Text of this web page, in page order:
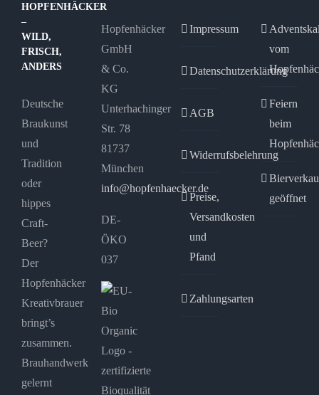
können
der
Produktseite
werden
HOPFENHÄCKER
–
WILD,
FRISCH,
ANDERS
Deutsche
Braukunst
und
Tradition
oder
hippes
Craft-
Beer?
Der
Hopfenhäcker
Kreativbrauer
bringt’s
zusammen.
Brauhandwerk
gelernt
Hopfenhäcker
GmbH
& Co.
KG
Unterhachinger
Str. 78
81737
München
info@hopfenhaecker.de
DE-
ÖKO
037
Impressum
Datenschutzerklärung
AGB
Widerrufsbelehrung
Preise,
Versandkosten
und
Pfand
Zahlungsarten
vom
Feiern
beim
geöffnet